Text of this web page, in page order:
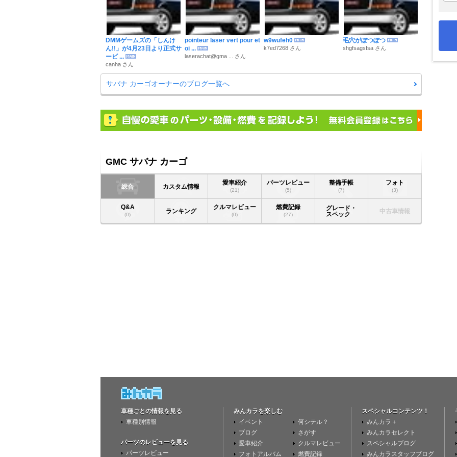
DMMゲームズの「しんけ
ん!!」が4月23日より正式サ
ービ ...
canha さん
pointeur laser vert pour et
oi ...
laserachat@gma ... さん
w9wufeh0
k7ed7268 さん
毛穴がぽつぽつ
shgfsagsfsa さん
サバナ カーゴオーナーのブログ一覧へ
GMC サバナ カーゴ
総合 カスタム情報
愛車紹介
(21)
パーツレビュー
(5)
整備手帳
(7)
フォト
(3)
Q&A
(0) ランキング
クルマレビュー
(0)
燃費記録
(27)
グレード・
スペック
中古車情報
車種ごとの情報を見る
車種別情報
パーツのレビューを見る
パーツレビュー
みんカラを楽しむ
イベント
ブログ
愛車紹介
フォトアルバム
何シテル？
さがす
クルマレビュー
燃費記録
スペシャルコンテンツ！
みんカラ＋
みんカラセレクト
スペシャルブログ
みんカラスタッフブログ